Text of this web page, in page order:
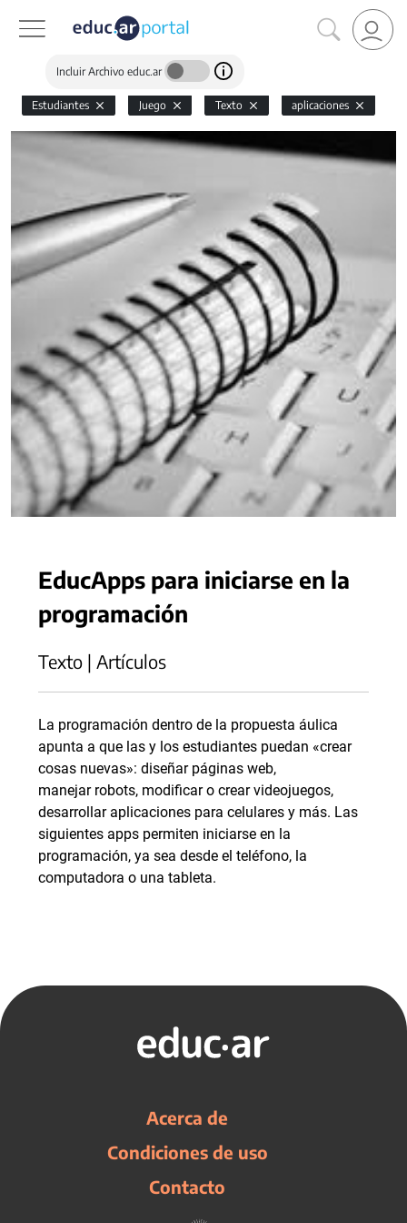
Incluir Archivo educ.ar
Estudiantes Juego Texto aplicaciones
EducApps para iniciarse en la
programación
Texto | Artículos
La programación dentro de la propuesta áulica
apunta a que las y los estudiantes puedan «crear
cosas nuevas»: diseñar páginas web,
manejar robots, modificar o crear videojuegos,
desarrollar aplicaciones para celulares y más. Las
siguientes apps permiten iniciarse en la
programación, ya sea desde el teléfono, la
computadora o una tableta.
Acerca de
Condiciones de uso
Contacto